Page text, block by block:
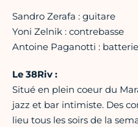
Sandro Zerafa : guitare
Yoni Zelnik : contrebasse
Antoine Paganotti : batterie
Le 38Riv :
Situé en plein coeur du
jazz et bar intimiste. Des
lieu tous les soirs de la